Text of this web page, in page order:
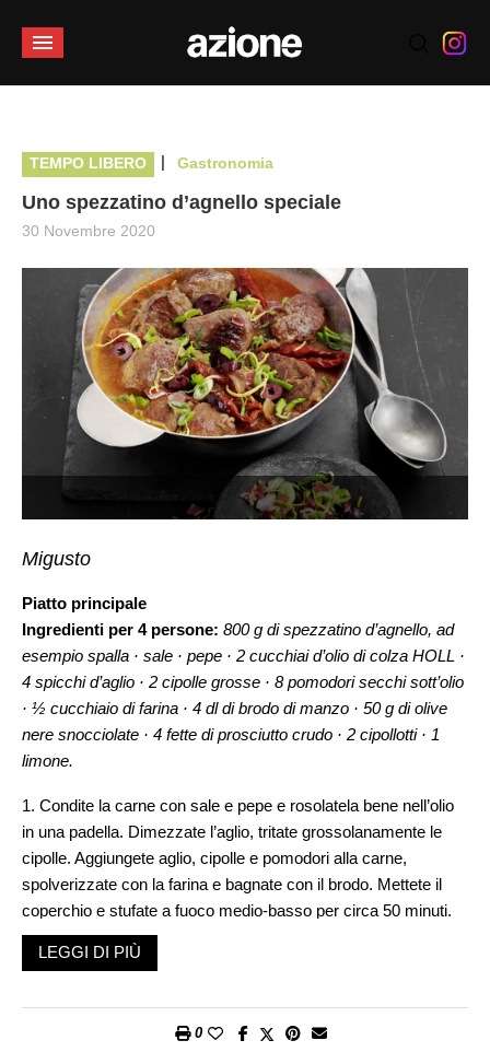
TEMPO LIBERO | Gastronomia
Uno spezzatino d’agnello speciale
30 Novembre 2020
Migusto
Piatto principale
Ingredienti per 4 persone: 800 g di spezzatino d’agnello, ad
esempio spalla · sale · pepe · 2 cucchiai d’olio di colza HOLL ·
4 spicchi d’aglio · 2 cipolle grosse · 8 pomodori secchi sott’olio
· ½ cucchiaio di farina · 4 dl di brodo di manzo · 50 g di olive
nere snocciolate · 4 fette di prosciutto crudo · 2 cipollotti · 1
limone.
1. Condite la carne con sale e pepe e rosolatela bene nell’olio
in una padella. Dimezzate l’aglio, tritate grossolanamente le
cipolle. Aggiungete aglio, cipolle e pomodori alla carne,
spolverizzate con la farina e bagnate con il brodo. Mettete il
coperchio e stufate a fuoco medio-basso per circa 50 minuti.
Lasciate il coperchio leggermente aperto per permettere al
vapore di fuoriuscire dalla padella, in modo che il liquido si
dadini. Ricavate delle listarelle dalla scorza del limone.
LEGGI DI PIÙ
0